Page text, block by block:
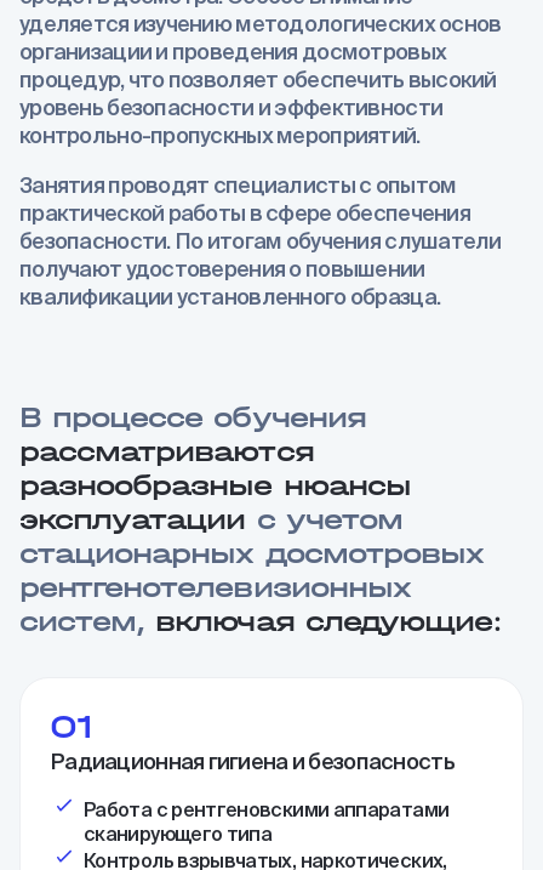
уделяется изучению методологических основ
организации и проведения досмотровых
процедур, что позволяет обеспечить высокий
уровень безопасности и эффективности
контрольно-пропускных мероприятий.
Занятия проводят специалисты с опытом
практической работы в сфере обеспечения
безопасности. По итогам обучения слушатели
получают удостоверения о повышении
квалификации установленного образца.
В процессе обучения
рассматриваются
разнообразные нюансы
эксплуатации с учетом
стационарных досмотровых
рентгенотелевизионных
систем, включая следующие:
01
Радиационная гигиена и безопасность
Работа с рентгеновскими аппаратами
сканирующего типа
Контроль взрывчатых, наркотических,